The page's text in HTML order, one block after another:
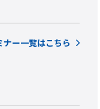
ナー一覧はこちら